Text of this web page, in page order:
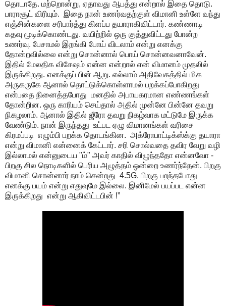
தொடாதே. மற்றொன்று, ஏதாவது ஆபத்து என்றால் இதை தொடு.
பாராசூட் விரியும். இதை நான் உணர்வதற்குள் விமானி உள்ளே வந்து
எஞ்சின்களை சரிபார்த்து கிளப்ப தயாராகிவிட்டார். கண்ணாடி
கதவு மூடிக்கொண்டது. வயிற்றில் ஒரு குத்துவிட்டது போன்ற
உணர்வு. பேசாமல் இறங்கி போய் விடலாம் என்று எனக்கு
தோன்றவில்லை என்று சொன்னால் பொய் சொன்னவனாவேன்.
இதில் மேலதிக விசேஷம் என்ன என்றால் என் விமானம் முதலில்
இருக்கிறது. எனக்குப் பின் ஆறு. எல்லாம் அதிவேகத்தில் மிக
அருகருகே ஆனால் தொட்டுக்கொள்ளாமல் பறக்கப்போகிறது
என்பதை நினைத்தபோது மனதில் அபாயகரமான எண்ணங்கள்
தோன்றின. ஒரு காரியம் செய்தால் அதில் முன்னே பின்னே தவறு
நிகழலாம். ஆனால் இதில் ஜீரோ தவறு நிகழ்வாக மட்டுமே இருக்க
வேண்டும். நான் இருந்தது உட்பட ஏழு விமானங்கள் வரிசை
கிரமப்படி எழும்பி பறக்க தொடங்கின. அக்ரோபாட்டிக்ஸ்க்கு தயாரா
என்று விமானி என்னைக் கேட்டார். சரி சொல்வதை தவிர வேறு வழி
இல்லாமல் என்னுடைய "ம்" அவர் காதில் விழுந்ததோ என்னவோ -
பிறகு சில நொடிகளில் பெரிய அழுத்தம் ஒன்றை உணர்ந்தேன். பிறகு
விமானி சொன்னார் நாம் சென்றது 4.5G. பிறகு பறந்தபோது
எனக்கு பயம் என்று எதுவுமே இல்லை. இனிமேல் பயப்பட என்ன
இருக்கிறது என்று ஆகிவிட்டபின் !”